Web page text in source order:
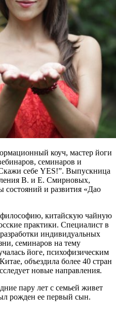
коуч, мастер йоги
семинаров и
себе YES!”. Выпускница
В. и Е. Смирновых,
состояний и развития «Дао
философию, китайскую чайную
практики. Специалист в
индивидуальных
семинаров на тему
йоге, психофизическим
объездила более 40 стран
новые направления.
пару лет с семьей живет
рожден ее первый сын.